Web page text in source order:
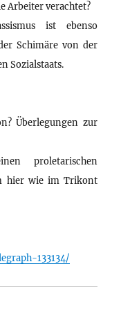
Arbeiter verachtet?
ist ebenso
Schimäre von der
Sozialstaats.
Überlegungen zur
proletarischen
hier wie im Trikont
133134/